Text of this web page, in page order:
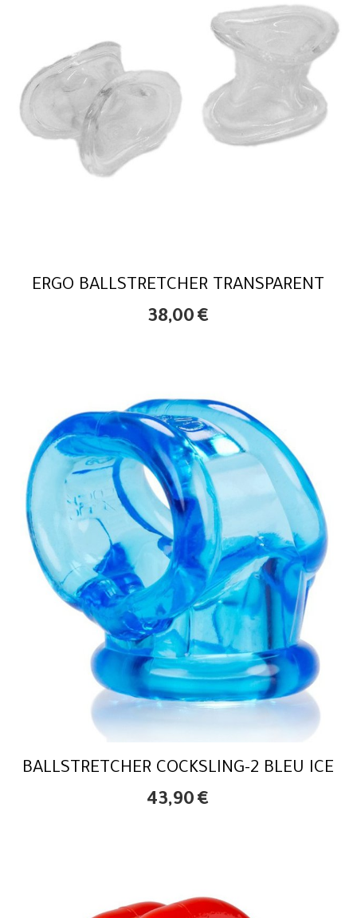
ERGO BALLSTRETCHER TRANSPARENT
38,00 €
BALLSTRETCHER COCKSLING-2 BLEU ICE
43,90 €